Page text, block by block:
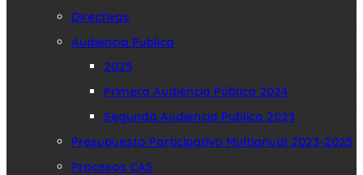
Directivas
Audiencia Publica
2025
Primera Audiencia Pública 2024
Segunda Audiencia Publica 2023
Presupuesto Participativo Multianual 2023-2025
Procesos CAS